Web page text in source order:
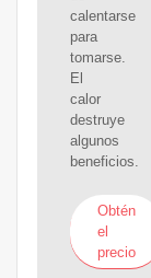
calentarse
para
tomarse.
El
calor
destruye
algunos
beneficios.
Obtén
el
precio